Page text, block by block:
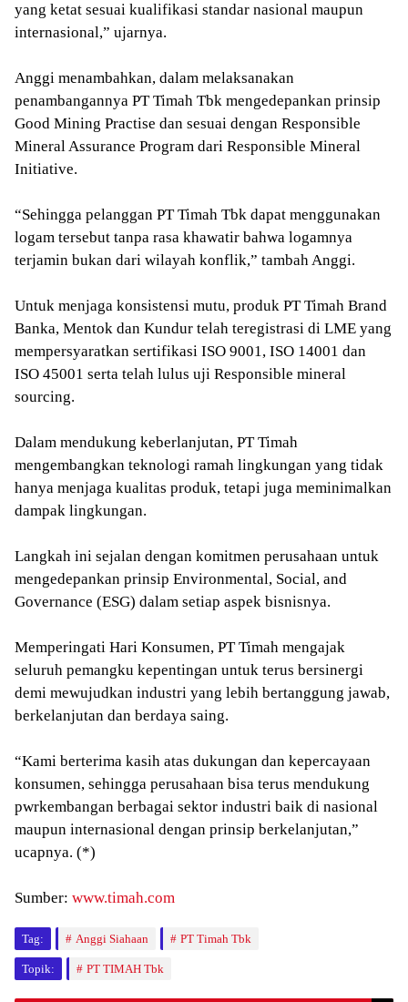
yang ketat sesuai kualifikasi standar nasional maupun
internasional,” ujarnya.
Anggi menambahkan, dalam melaksanakan
penambangannya PT Timah Tbk mengedepankan prinsip
Good Mining Practise dan sesuai dengan Responsible
Mineral Assurance Program dari Responsible Mineral
Initiative.
“Sehingga pelanggan PT Timah Tbk dapat menggunakan
logam tersebut tanpa rasa khawatir bahwa logamnya
terjamin bukan dari wilayah konflik,” tambah Anggi.
Untuk menjaga konsistensi mutu, produk PT Timah Brand
Banka, Mentok dan Kundur telah teregistrasi di LME yang
mempersyaratkan sertifikasi ISO 9001, ISO 14001 dan
ISO 45001 serta telah lulus uji Responsible mineral
sourcing.
Dalam mendukung keberlanjutan, PT Timah
mengembangkan teknologi ramah lingkungan yang tidak
hanya menjaga kualitas produk, tetapi juga meminimalkan
dampak lingkungan.
Langkah ini sejalan dengan komitmen perusahaan untuk
mengedepankan prinsip Environmental, Social, and
Governance (ESG) dalam setiap aspek bisnisnya.
Memperingati Hari Konsumen, PT Timah mengajak
seluruh pemangku kepentingan untuk terus bersinergi
demi mewujudkan industri yang lebih bertanggung jawab,
berkelanjutan dan berdaya saing.
“Kami berterima kasih atas dukungan dan kepercayaan
konsumen, sehingga perusahaan bisa terus mendukung
pwrkembangan berbagai sektor industri baik di nasional
maupun internasional dengan prinsip berkelanjutan,”
ucapnya. (*)
Sumber: www.timah.com
Tag: Anggi Siahaan PT Timah Tbk
Topik: PT TIMAH Tbk